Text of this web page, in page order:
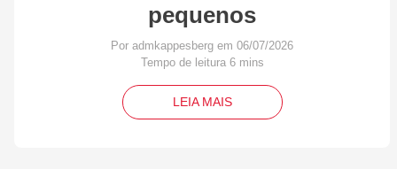
pequenos
Por admkappesberg em 06/07/2026
LEIA MAIS